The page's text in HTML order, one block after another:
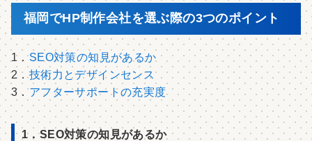
福岡でHP制作会社を選ぶ際の3つのポイント
1．SEO対策の知見があるか
2．技術力とデザインセンス
3．アフターサポートの充実度
1．SEO対策の知見があるか